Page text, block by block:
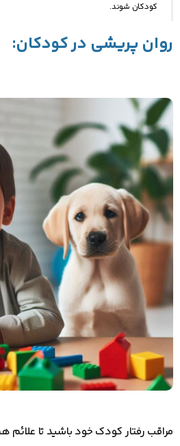
کودکان شوند.
روان پریشی در کودکان:
مراقب رفتار کودک خود باشید تا علائم